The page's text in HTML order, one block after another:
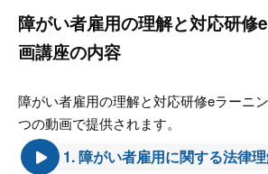
障がい者雇用の理解と対応研修
画講座の内容
障がい者雇用の理解と対応研修eラーニ
つの動画で提供されます。
1. 障がい者雇⽤に関する法律